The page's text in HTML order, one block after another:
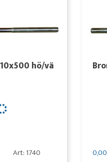
hö/vä
Art: 1740